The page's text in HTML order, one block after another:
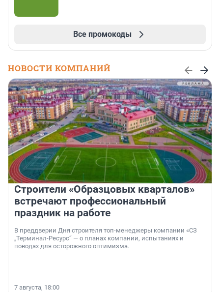
Все промокоды
НОВОСТИ КОМПАНИЙ
Строители «Образцовых кварталов»
встречают профессиональный
праздник на работе
В преддверии Дня строителя топ-менеджеры компании «СЗ
„Терминал-Ресурс“ — о планах компании, испытаниях и
поводах для осторожного оптимизма.
7 августа, 18:00